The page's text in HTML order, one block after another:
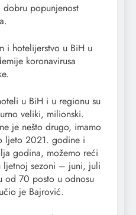
popunjenost
i hotelijerstvo u BiH u
koronavirusa
u BiH i u regionu su
veliki, milionski.
je nešto drugo, imamo
ljeto 2021. godine i
godina, možemo reći
ljetnoj sezoni – juni, juli
od 70 posto u odnosu
je Bajrović.